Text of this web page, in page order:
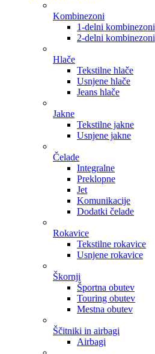
Kombinezoni
1-delni kombinezoni
2-delni kombinezoni
Hlače
Tekstilne hlače
Usnjene hlače
Jeans hlače
Jakne
Tekstilne jakne
Usnjene jakne
Čelade
Integralne
Preklopne
Jet
Komunikacije
Dodatki čelade
Rokavice
Tekstilne rokavice
Usnjene rokavice
Škornji
Športna obutev
Touring obutev
Mestna obutev
Ščitniki in airbagi
Airbagi